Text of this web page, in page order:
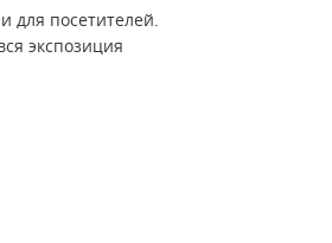
для посетителей.
экспозиция